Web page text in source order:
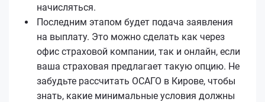
начисляться.
Последним этапом будет подача заявления
на выплату. Это можно сделать как через
офис страховой компании, так и онлайн, если
ваша страховая предлагает такую опцию. Не
забудьте рассчитать ОСАГО в Кирове, чтобы
знать, какие минимальные условия должны